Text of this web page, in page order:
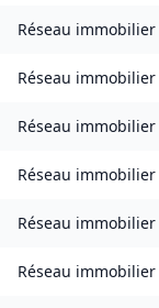
Réseau immobilier
Réseau immobilier
Réseau immobilier
Réseau immobilier
Réseau immobilier
Réseau immobilier